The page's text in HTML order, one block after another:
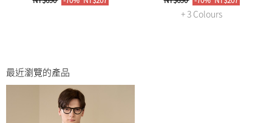
+ 3 Colours
最近瀏覽的產品